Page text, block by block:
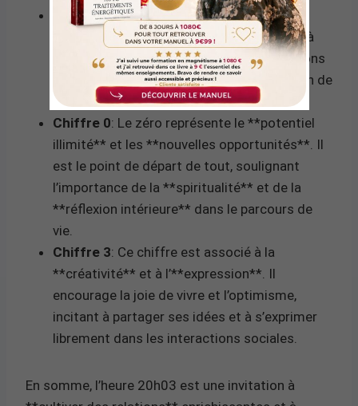
Chiffre 2: Ce chiffre symbolise la
**coopération** et l’**équilibre**. Il incite à
travailler en équipe et à valoriser les relations
interpersonnelles, apportant une dimension de
soutien et de compréhension mutuelle.
Chiffre 0: Le zéro représente le **potentiel
illimité** et les **nouvelles opportunités**. Il
est le point de départ de tout, soulignant
l’importance de la **spiritualité** et de la
**réflexion intérieure** dans le parcours de
vie.
Chiffre 3: Ce chiffre est associé à la
**créativité** et à l’**expression**. Il
encourage la joie de vivre et l’optimisme,
incitant à partager ses idées et à s’exprimer
librement dans les interactions sociales.
En somme, l’heure 20h03 est une invitation à